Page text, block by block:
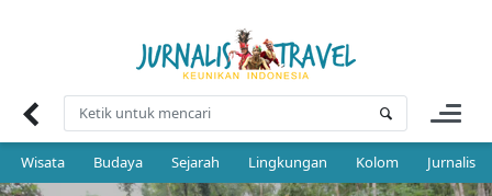
Wisata Budaya Sejarah Lingkungan Kolom Jurnalis